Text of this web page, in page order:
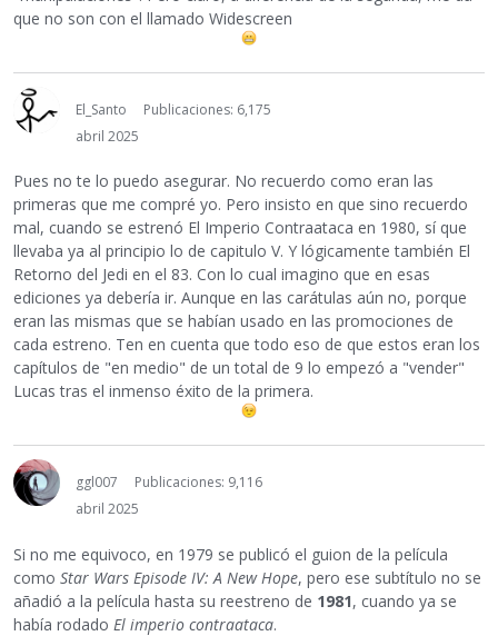
que no son con el llamado Widescreen
El_Santo
Publicaciones: 6,175
abril 2025
Pues no te lo puedo asegurar. No recuerdo como eran las
primeras que me compré yo. Pero insisto en que sino recuerdo
mal, cuando se estrenó El Imperio Contraataca en 1980, sí que
llevaba ya al principio lo de capitulo V. Y lógicamente también El
Retorno del Jedi en el 83. Con lo cual imagino que en esas
ediciones ya debería ir. Aunque en las carátulas aún no, porque
eran las mismas que se habían usado en las promociones de
cada estreno. Ten en cuenta que todo eso de que estos eran los
capítulos de "en medio" de un total de 9 lo empezó a "vender"
Lucas tras el inmenso éxito de la primera.
ggl007
Publicaciones: 9,116
abril 2025
Si no me equivoco, en 1979 se publicó el guion de la película
como Star Wars Episode IV: A New Hope, pero ese subtítulo no se
añadió a la película hasta su reestreno de 1981, cuando ya se
había rodado El imperio contraataca.